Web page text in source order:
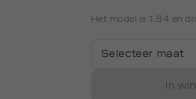
Het model is 1.84 en
Selecteer maat
In